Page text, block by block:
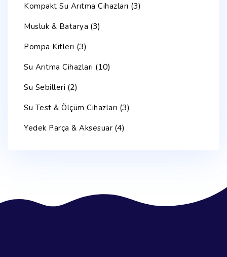
Kompakt Su Arıtma Cihazları (3)
Musluk & Batarya (3)
Pompa Kitleri (3)
Su Arıtma Cihazları (10)
Su Sebilleri (2)
Su Test & Ölçüm Cihazları (3)
Yedek Parça & Aksesuar (4)